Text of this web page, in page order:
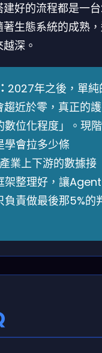
好的流程都是一
生態系統的成熟
深。
2027年之後，單純
趨近於零，真正的護
位化程度」。現階
學會拉多少條
業上下游的數據接
架整理好，讓Agent
負責做最後那5%的